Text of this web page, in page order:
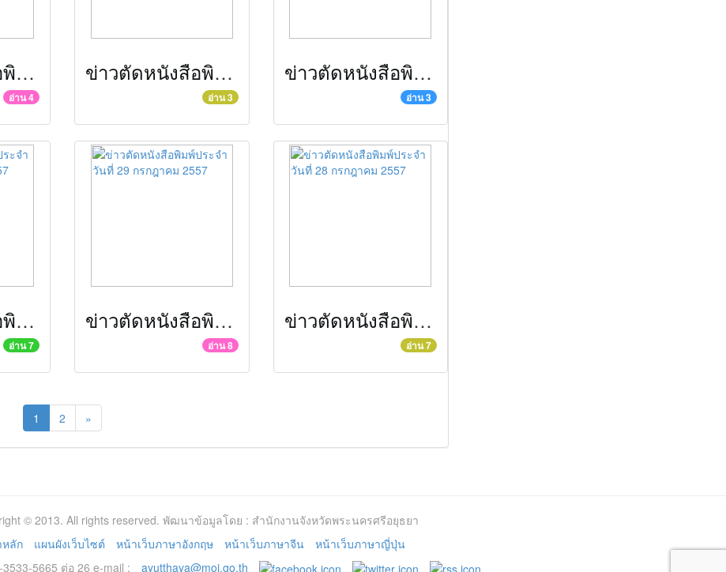
ข่าวตัดหนังสือพิมพ์ประจำวันที่ 5 สิงหาคม 2557
อ่าน 4
ข่าวตัดหนังสือพิมพ์ประจำวันที่ 4 สิงหาคม 2557
อ่าน 3
ข่าวตัดหนังสือพิมพ์ประจำวันที่ 1 สิงหาคม 2557
อ่าน 3
ข่าวตัดหนังสือพิมพ์ประจำวันที่ 30 กรกฎาคม 2557
อ่าน 7
ข่าวตัดหนังสือพิมพ์ประจำวันที่ 29 กรกฎาคม 2557
อ่าน 8
ข่าวตัดหนังสือพิมพ์ประจำวันที่ 28 กรกฎาคม 2557
อ่าน 7
1 2 »
© 2013. All rights reserved. พัฒนาข้อมูลโดย : สำนักงานจังหวัดพระนครศรีอยุธยา
ลัก
แผนผังเว็บไซต์ หน้าเว็บภาษาอังกฤษ หน้าเว็บภาษาจีน
หน้าเว็บภาษาญี่ปุ่น
5665 ต่อ 26 e-mail :
ayutthaya@moi.go.th